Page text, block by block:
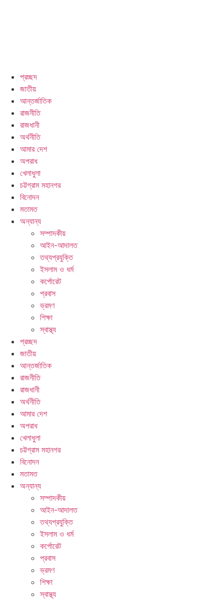
চিএ নায়ক ( সালমান শাহ) হত্যা মামলায় খলনায়ক ডন গ্রেপ্তার।
ক্ষমতাসম্পন্ন মাতারবাড়ী আল্ট্রা-সুপারক্রিটিক্যাল।
প্রচ্ছদ
জাতীয়
আন্তর্জাতিক
রাজনীতি
রাজধানী
অর্থনীতি
আমার দেশ
অপরাধ
খেলাধুলা
চট্টগ্রাম মহানগর
বিনোদন
মতামত
অন্যান্য
সম্পাদকীয়
আইন-আদালত
তথ্যপ্রযুক্তি
ইসলাম ও ধর্ম
কর্পোরেট
প্রবাস
ভ্রমণ
শিক্ষা
স্বাস্থ্য
প্রচ্ছদ
জাতীয়
আন্তর্জাতিক
রাজনীতি
রাজধানী
অর্থনীতি
আমার দেশ
অপরাধ
খেলাধুলা
চট্টগ্রাম মহানগর
বিনোদন
মতামত
অন্যান্য
সম্পাদকীয়
আইন-আদালত
তথ্যপ্রযুক্তি
ইসলাম ও ধর্ম
কর্পোরেট
প্রবাস
ভ্রমণ
শিক্ষা
স্বাস্থ্য